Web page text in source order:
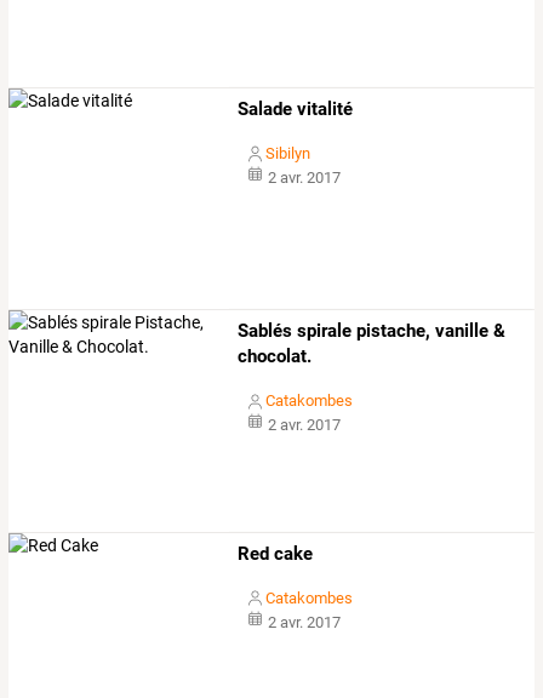
Salade vitalité
Sibilyn
2 avr. 2017
Sablés spirale pistache, vanille &
chocolat.
Catakombes
2 avr. 2017
Red cake
Catakombes
2 avr. 2017